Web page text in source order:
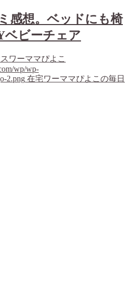
感想。ベッドにも椅
ベビーチェア
ワーママぴよこ
wp/wp-
2.png 在宅ワーママぴよこの毎日